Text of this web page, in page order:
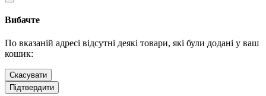
Вибачте
По вказаній адресі відсутні деякі товари, які були додані у ваш
кошик:
Скасувати
Підтвердити